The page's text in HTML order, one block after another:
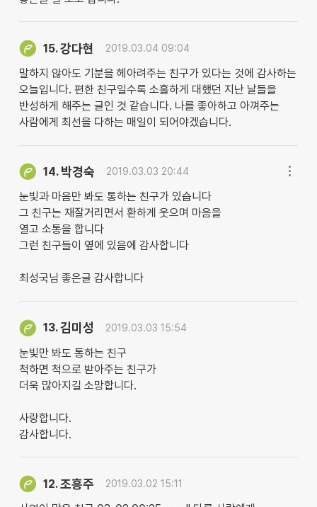
15.강다현 2019.03.04 09:04
말하지 않아도 기분을 헤아려주는 친구가 있다는 것에 감사하는
오늘입니다. 편한 친구일수록 소홀하게 대했던 지난 날들을
반성하게 해주는 글인 것 같습니다. 나를 좋아하고 아껴주는
사람에게 최선을 다하는 매일이 되어야겠습니다.
14. 박경숙 2019.03.03 20:44
눈빛과 마음만 봐도 통하는 친구가 있습니다
그 친구는 재잘거리면서 환하게 웃으며 마음을
열고 소통을 합니다
그런 친구들이 옆에 있음에 감사합니다
최성국님 좋은글 감사합니다
13.김미성 2019.03.03 15:54
눈빛만 봐도 통하는 친구
척하면 척으로 받아주는 친구가
더욱 많아지길 소망합니다.
사랑합니다.
감사합니다.
12.조흥주 2019.03.02 15:11